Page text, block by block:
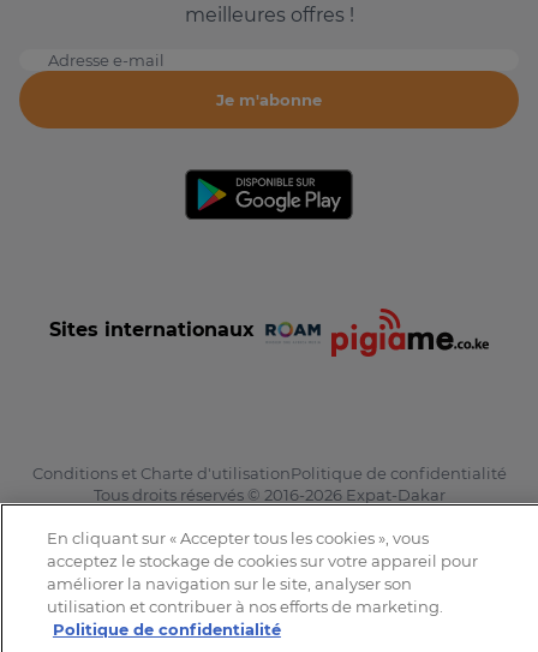
meilleures offres !
Adresse e-mail
Je m'abonne
Sites internationaux
Conditions et Charte d'utilisationPolitique de confidentialité
Tous droits réservés © 2016-2026 Expat-Dakar
En cliquant sur « Accepter tous les cookies », vous
acceptez le stockage de cookies sur votre appareil pour
améliorer la navigation sur le site, analyser son
utilisation et contribuer à nos efforts de marketing.
Politique de confidentialité